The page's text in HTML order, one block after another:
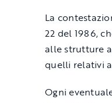
La
22 del 1986,
alle strutture
quelli relativi
Ogni